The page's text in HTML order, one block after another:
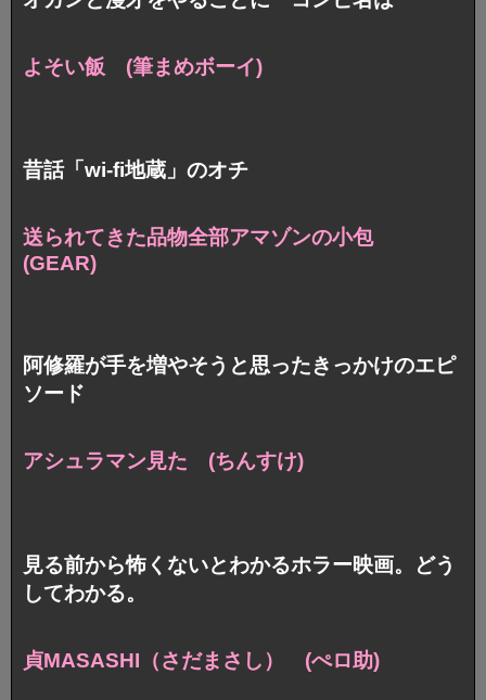
よそい飯 (筆まめボーイ)
昔話「wi-fi地蔵」のオチ
送られてきた品物全部アマゾンの小包
(GEAR)
阿修羅が手を増やそうと思ったきっかけのエピ
ソード
アシュラマン見た (ちんすけ)
見る前から怖くないとわかるホラー映画。どう
してわかる。
貞MASASHI（さだまさし） (ぺロ助)